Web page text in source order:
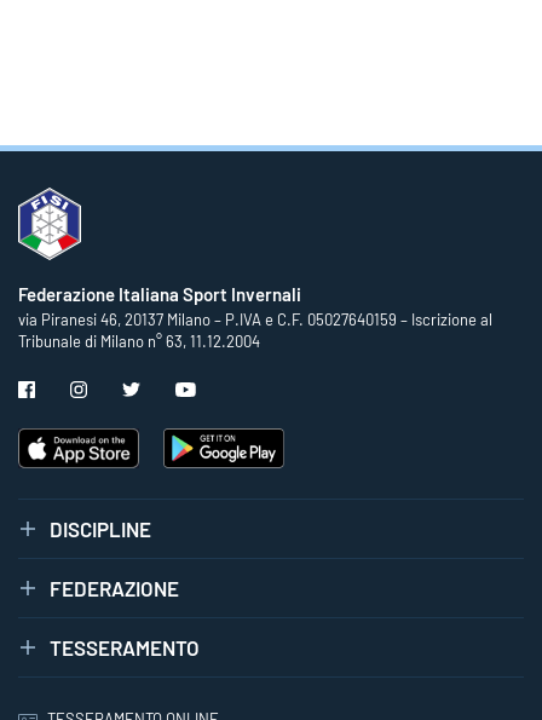
Federazione Italiana Sport Invernali
via Piranesi 46, 20137 Milano – P.IVA e C.F. 05027640159 – Iscrizione al
Tribunale di Milano n° 63, 11.12.2004
DISCIPLINE
FEDERAZIONE
TESSERAMENTO